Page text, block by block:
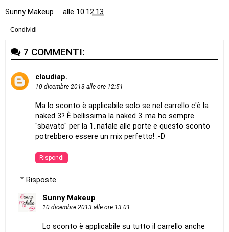
Sunny Makeup alle 10.12.13
Condividi
7 COMMENTI:
claudiap.
10 dicembre 2013 alle ore 12:51
Ma lo sconto è applicabile solo se nel carrello c'è la
naked 3? È bellissima la naked 3..ma ho sempre
"sbavato" per la 1..natale alle porte e questo sconto
potrebbero essere un mix perfetto! :-D
Rispondi
Risposte
Sunny Makeup
10 dicembre 2013 alle ore 13:01
Lo sconto è applicabile su tutto il carrello anche